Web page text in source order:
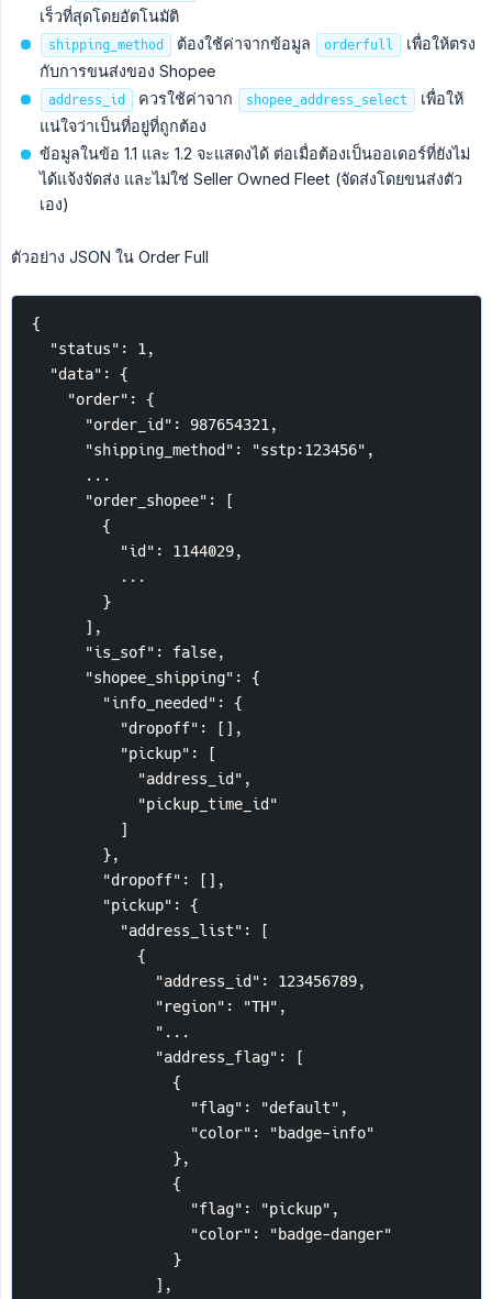
เร็วที่สุดโดยอัตโนมัติ
shipping_method ต้องใช้ค่าจากข้อมูล orderfull
เพื่อให้ตรง
กับการขนส่งของ Shopee
address_id ควรใช้ค่าจาก shopee_address_select
เพื่อให้
แน่ใจว่าเป็นที่อยู่ที่ถูกต้อง
ข้อมูลในข้อ 1.1 และ 1.2 จะแสดงได้ ต่อเมื่อต้องเป็นออเดอร์ที่ยังไม่
ได้แจ้งจัดส่ง และไม่ใช่ Seller Owned Fleet (จัดส่งโดยขนส่งตัว
เอง)
ตัวอย่าง JSON ใน Order Full
{
  "status": 1,
  "data": {
    "order": {
      "order_id": 987654321,
      "shipping_method": "sstp:123456",
      ...
      "order_shopee": [
        {
          "id": 1144029,
          ...
        }
      ],
      "is_sof": false,
      "shopee_shipping": {
        "info_needed": {
          "dropoff": [],
          "pickup": [
            "address_id",
            "pickup_time_id"
          ]
        },
        "dropoff": [],
        "pickup": {
          "address_list": [
            {
              "address_id": 123456789,
              "region": "TH",
              "...
              "address_flag": [
                {
                  "flag": "default",
                  "color": "badge-info"
                },
                {
                  "flag": "pickup",
                  "color": "badge-danger"
                }
              ],